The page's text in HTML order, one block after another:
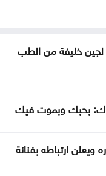
لجين خليفة من الطب
بحبك وبموت فيك
ارتباطه بفنانة